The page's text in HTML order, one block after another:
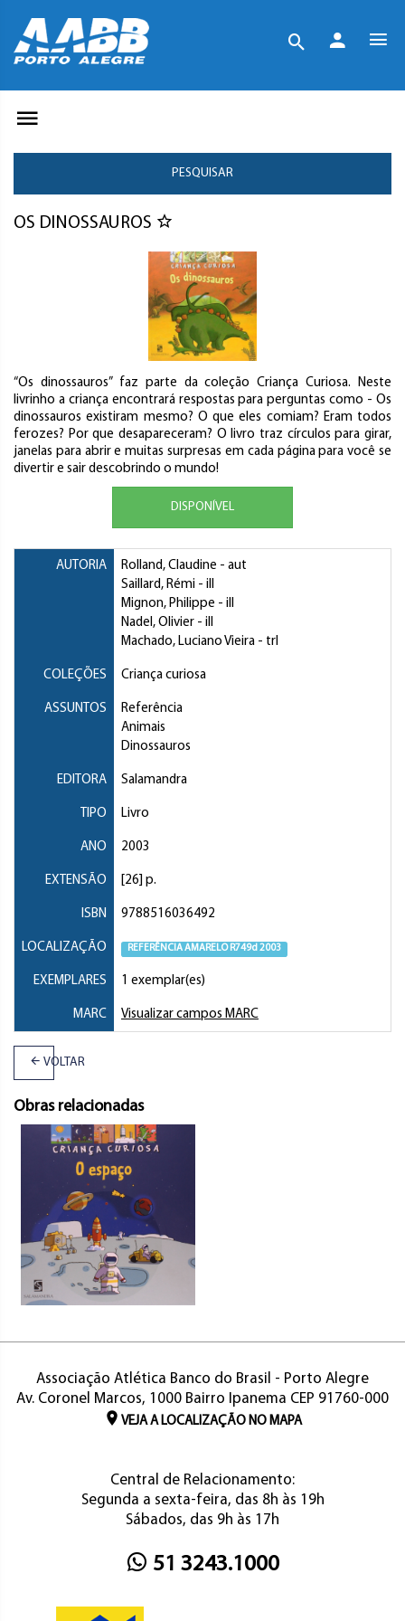
PESQUISAR
OS DINOSSAUROS
“Os dinossauros” faz parte da coleção Criança Curiosa. Neste
livrinho a criança encontrará respostas para perguntas como - Os
dinossauros existiram mesmo? O que eles comiam? Eram todos
ferozes? Por que desapareceram? O livro traz círculos para girar,
janelas para abrir e muitas surpresas em cada página para você se
divertir e sair descobrindo o mundo!
DISPONÍVEL
AUTORIA Rolland, Claudine - aut
Saillard, Rémi - ill
Mignon, Philippe - ill
Nadel, Olivier - ill
Machado, Luciano Vieira - trl
COLEÇÕES Criança curiosa
ASSUNTOS
Referência
Animais
Dinossauros
EDITORA Salamandra
TIPO Livro
ANO 2003
EXTENSÃO [26] p.
ISBN 9788516036492
LOCALIZAÇÃO REFERÊNCIA AMARELO R749d 2003
EXEMPLARES 1 exemplar(es)
MARC Visualizar campos MARC
VOLTAR
Obras relacionadas
Associação Atlética Banco do Brasil - Porto Alegre
Av. Coronel Marcos, 1000 Bairro Ipanema CEP 91760-000
VEJA A LOCALIZAÇÃO NO MAPA
Central de Relacionamento:
Segunda a sexta-feira, das 8h às 19h
Sábados, das 9h às 17h
51 3243.1000